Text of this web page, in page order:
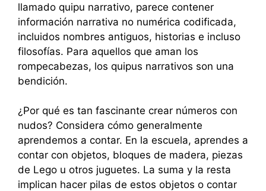
llamado quipu narrativo, parece contener
información narrativa no numérica codificada,
incluidos nombres antiguos, historias e incluso
filosofías. Para aquellos que aman los
rompecabezas, los quipus narrativos son una
bendición.
¿Por qué es tan fascinante crear números con
nudos? Considera cómo generalmente
aprendemos a contar. En la escuela, aprendes a
contar con objetos, bloques de madera, piezas
de Lego u otros juguetes. La suma y la resta
implican hacer pilas de estos objetos o contar